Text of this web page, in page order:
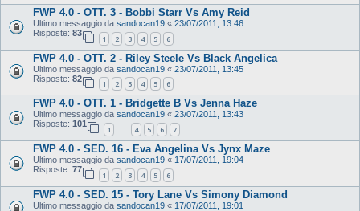
FWP 4.0 - OTT. 3 - Bobbi Starr Vs Amy Reid
Ultimo messaggio da sandocan19 « 23/07/2011, 13:46
Risposte: 83
1 2 3 4 5 6
FWP 4.0 - OTT. 2 - Riley Steele Vs Black Angelica
Ultimo messaggio da sandocan19 « 23/07/2011, 13:45
Risposte: 82
1 2 3 4 5 6
FWP 4.0 - OTT. 1 - Bridgette B Vs Jenna Haze
Ultimo messaggio da sandocan19 « 23/07/2011, 13:43
Risposte: 101
1 … 4 5 6 7
FWP 4.0 - SED. 16 - Eva Angelina Vs Jynx Maze
Ultimo messaggio da sandocan19 « 17/07/2011, 19:04
Risposte: 77
1 2 3 4 5 6
FWP 4.0 - SED. 15 - Tory Lane Vs Simony Diamond
Ultimo messaggio da sandocan19 « 17/07/2011, 19:01